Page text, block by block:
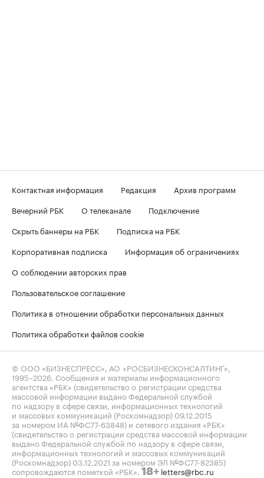
Контактная информация Редакция
Архив программ
Вечерний РБК
О телеканале
Подключение
Скрыть баннеры на РБК
Подписка на РБК
Корпоративная подписка
Информация об ограничениях
О соблюдении авторских прав
Пользовательское соглашение
Политика в отношении обработки персональных данных
Политика обработки файлов cookie
© ООО «БИЗНЕСПРЕСС», АО «РОСБИЗНЕСКОНСАЛТИНГ»,
1995–2026. Сообщения и материалы информационного
агентства «РБК» (свидетельство о регистрации средства
массовой информации выдано Федеральной службой
по надзору в сфере связи, информационных технологий
и массовых коммуникаций (Роскомнадзор) 09.12.2015
за номером ИА №ФС77-63848) и сетевого издания «РБК»
(свидетельство о регистрации средства массовой информации
выдано Федеральной службой по надзору в сфере связи,
информационных технологий и массовых коммуникаций
(Роскомнадзор) 03.12.2021 за номером ЭЛ №ФС77-82385)
сопровождаются пометкой «РБК». 18+ letters@rbc.ru